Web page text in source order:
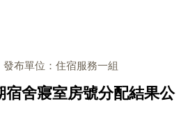
發布單位：住宿服務一組
舍寢室房號分配結果公